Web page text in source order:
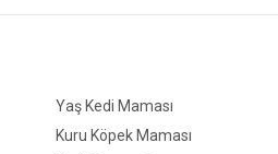
Yaş Kedi Maması
Kuru Köpek Maması